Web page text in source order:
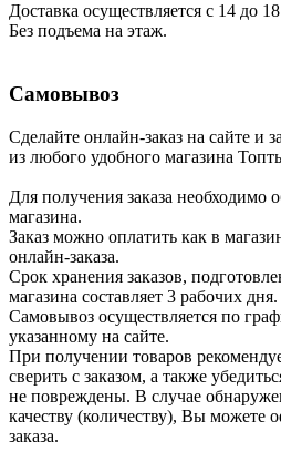
Доставка осуществляется с 14 до
Без подъема на этаж.
Самовывоз
Сделайте онлайн-заказ на сайте и
из любого удобного магазина
Для получения заказа необходимо
магазина.
Заказ можно оплатить как в
онлайн-заказа.
Срок хранения заказов,
магазина составляет 3 рабочих дня.
Самовывоз осуществляется по
указанному на сайте.
При получении товаров
сверить с заказом, а также
не повреждены. В случае
качеству (количеству), Вы можете
заказа.